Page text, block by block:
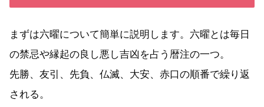
まずは六曜について簡単に説明します。六曜とは毎日
の禁忌や縁起の良し悪し吉凶を占う暦注の一つ。
先勝、友引、先負、仏滅、大安、赤口の順番で繰り返
される。